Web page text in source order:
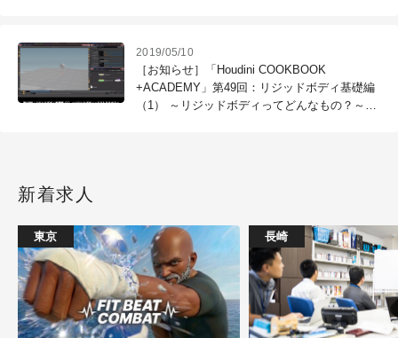
2019/05/10
［お知らせ］「Houdini COOKBOOK
+ACADEMY」第49回：リジッドボディ基礎編
（1） ～リジッドボディってどんなもの？～が
新着求人
東京 長崎